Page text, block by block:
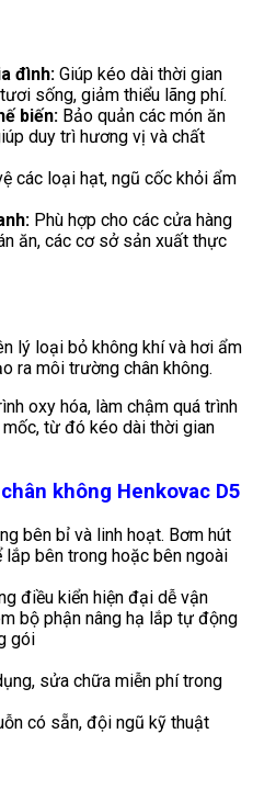
đình: Giúp kéo dài thời gian
sống, giảm thiểu lãng phí.
biến: Bảo quản các món ăn
duy trì hương vị và chất
các loại hạt, ngũ cốc khỏi ẩm
Phù hợp cho các cửa hàng
ăn, các cơ sở sản xuất thực
lý loại bỏ không khí và hơi ẩm
ra môi trường chân không.
oxy hóa, làm chậm quá trình
từ đó kéo dài thời gian
không Henkovac D5
bên bỉ và linh hoạt. Bơm hút
lắp bên trong hoặc bên ngoài
điều kiển hiện đại dễ vận
bộ phận nâng hạ lắp tự động
gói
sửa chữa miễn phí trong
có sẵn, đội ngũ kỹ thuật